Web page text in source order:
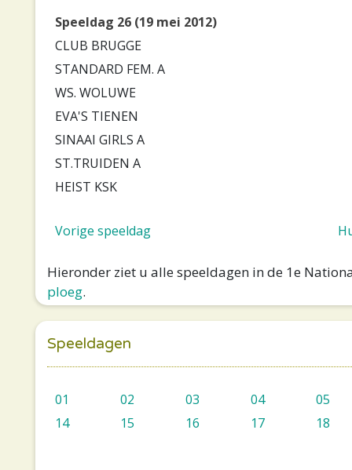
Speeldag 26 (19 mei 2012)
CLUB BRUGGE
STANDARD FEM. A
WS. WOLUWE
EVA'S TIENEN
SINAAI GIRLS A
ST.TRUIDEN A
HEIST KSK
Vorige speeldag
Hieronder ziet u alle speeldagen in de 1e
ploeg.
Speeldagen
01 02 03 04
05
14
15 16 17 18